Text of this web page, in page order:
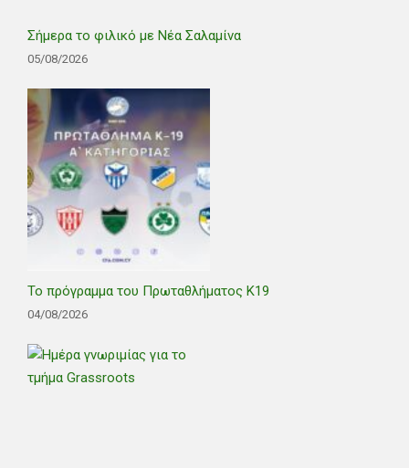
Σήμερα το φιλικό με Νέα Σαλαμίνα
05/08/2026
Το πρόγραμμα του Πρωταθλήματος Κ19
04/08/2026